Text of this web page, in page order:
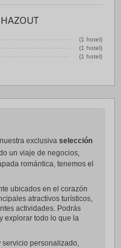
(1 hotel)
(1 hotel)
(1 hotel)
exclusiva selección
un viaje de negocios,
romántica, tenemos el
ubicados en el corazón
atractivos turísticos,
actividades. Podrás
explorar todo lo que la
servicio personalizado,